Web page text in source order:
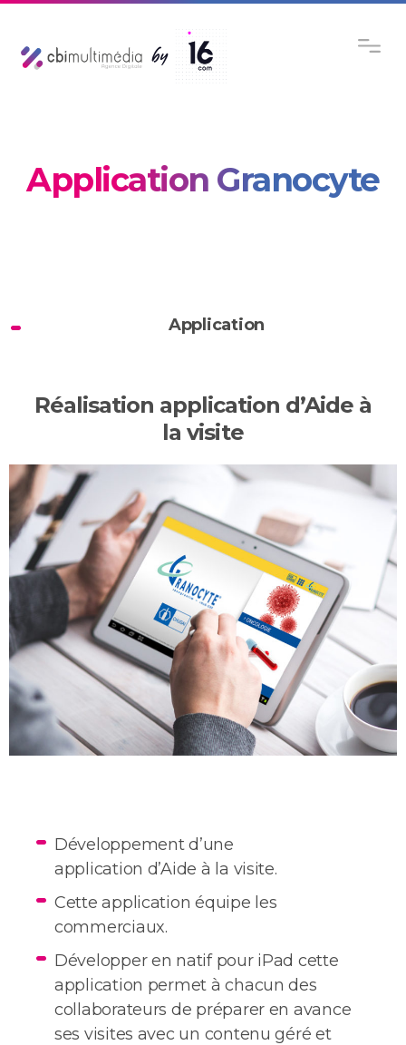
Application Granocyte
Application
Réalisation application d’Aide à
la visite
Développement d’une
application d’Aide à la visite.
Cette application équipe les
commerciaux.
Développer en natif pour iPad cette
application permet à chacun des
collaborateurs de préparer en avance
ses visites avec un contenu géré et